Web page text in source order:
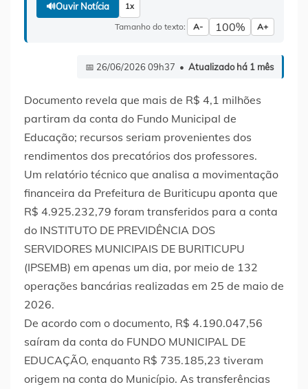
🔊Ouvir Notícia 1x
Tamanho do texto: A- 100% A+
📅 26/06/2026 09h37 • Atualizado há 1 mês
Documento revela que mais de R$ 4,1 milhões
partiram da conta do Fundo Municipal de
Educação; recursos seriam provenientes dos
rendimentos dos precatórios dos professores.
Um relatório técnico que analisa a movimentação
financeira da Prefeitura de Buriticupu aponta que
R$ 4.925.232,79 foram transferidos para a conta
do INSTITUTO DE PREVIDÊNCIA DOS
SERVIDORES MUNICIPAIS DE BURITICUPU
(IPSEMB) em apenas um dia, por meio de 132
operações bancárias realizadas em 25 de maio de
2026.
De acordo com o documento, R$ 4.190.047,56
saíram da conta do FUNDO MUNICIPAL DE
EDUCAÇÃO, enquanto R$ 735.185,23 tiveram
origem na conta do Município. As transferências